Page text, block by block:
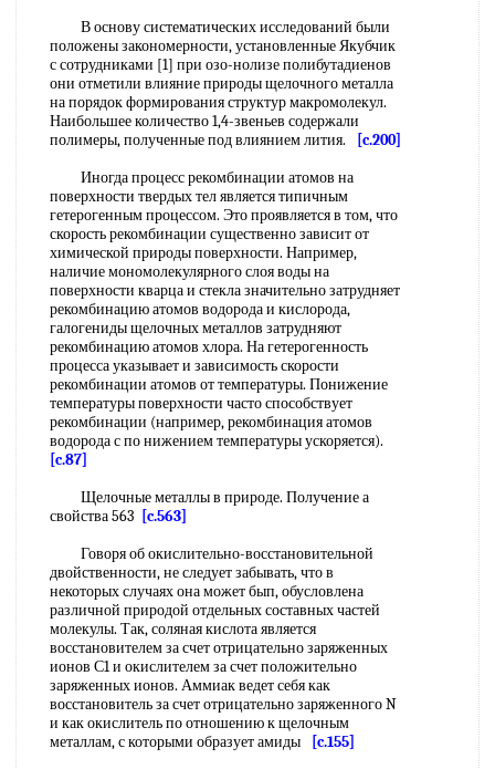
В основу систематических исследований были
положены закономерности, установленные Якубчик
с сотрудниками [1] при озо-нолизе полибутадиенов
они отметили влияние природы щелочного металла
на порядок формирования структур макромолекул.
Наибольшее количество 1,4-звеньев содержали
полимеры, полученные под влиянием лития.
[c.200]
Иногда процесс рекомбинации атомов на
поверхности твердых тел является типичным
гетерогенным процессом. Это проявляется в том, что
скорость рекомбинации существенно зависит от
химической природы поверхности. Например,
наличие мономолекулярного слоя воды на
поверхности кварца и стекла значительно затрудняет
рекомбинацию атомов водорода и кислорода,
галогениды щелочных металлов затрудняют
рекомбинацию атомов хлора. На гетерогенность
процесса указывает и зависимость скорости
рекомбинации атомов от температуры. Понижение
температуры поверхности часто способствует
рекомбинации (например, рекомбинация атомов
водорода с по нижением температуры ускоряется).
[c.87]
Щелочные металлы в природе. Получение а
свойства 563 [c.563]
Говоря об окислительно-восстановительной
двойственности, не следует забывать, что в
некоторых случаях она может бып, обусловлена
различной природой отдельных составных частей
молекулы. Так, соляная кислота является
восстановителем за счет отрицательно заряженных
ионов С1 и окислителем за счет положительно
заряженных ионов. Аммиак ведет себя как
восстановитель за счет отрицательно заряженного N
и как окислитель по отношению к щелочным
металлам, с которыми образует амиды
[c.155]